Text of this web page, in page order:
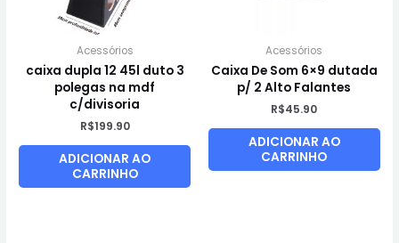
Acessórios
caixa dupla 12 45l duto 3
polegas na mdf
c/divisoria
R$199.90
ADICIONAR AO
CARRINHO
Acessórios
Caixa De Som 6×9 dutada
p/ 2 Alto Falantes
R$45.90
ADICIONAR AO
CARRINHO